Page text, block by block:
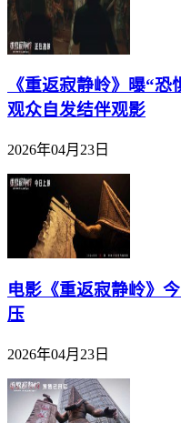
《重返寂静岭》曝“
观众自发结伴观影
2026年04月23日
电影《重返寂静岭》
压
2026年04月23日